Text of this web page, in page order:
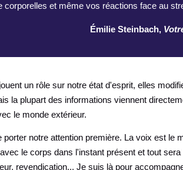
corporelles et même vos réactions face au
Émilie Steinbach,
un rôle sur notre état d'esprit, elles
la plupart des informations viennent
le monde extérieur.
notre attention première. La voix est le
le corps dans l'instant présent et tout
revendication... Je suis là pour